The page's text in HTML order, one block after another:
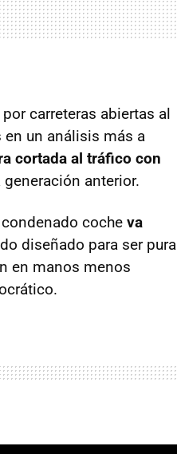
por carreteras abiertas al
en un análisis más a
cortada al tráfico con
anterior.
coche va
diseñado para ser pura
en manos menos